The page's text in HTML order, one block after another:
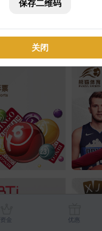
资金 优惠
保存二维码
关闭